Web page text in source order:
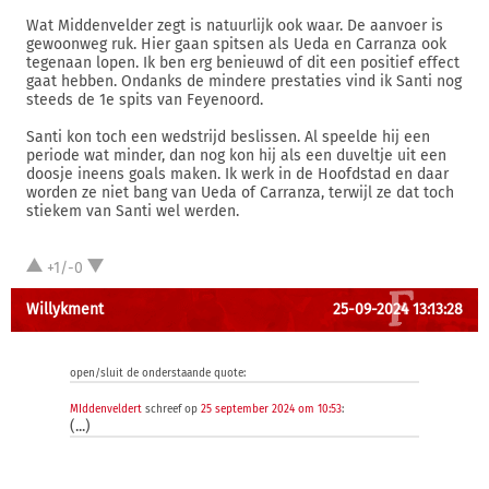
Wat Middenvelder zegt is natuurlijk ook waar. De aanvoer is
gewoonweg ruk. Hier gaan spitsen als Ueda en Carranza ook
tegenaan lopen. Ik ben erg benieuwd of dit een positief effect
gaat hebben. Ondanks de mindere prestaties vind ik Santi nog
steeds de 1e spits van Feyenoord.
Santi kon toch een wedstrijd beslissen. Al speelde hij een
periode wat minder, dan nog kon hij als een duveltje uit een
doosje ineens goals maken. Ik werk in de Hoofdstad en daar
worden ze niet bang van Ueda of Carranza, terwijl ze dat toch
stiekem van Santi wel werden.
+1/-0
Willykment 25-09-2024 13:13:28
open/sluit de onderstaande quote:
MIddenveldert schreef op 25 september 2024 om 10:53:
(...)